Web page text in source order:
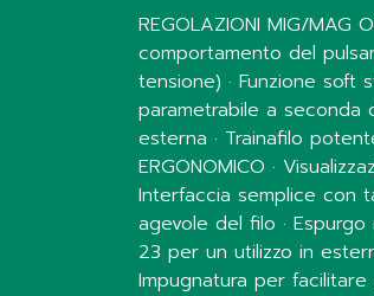
REGOLAZIONI MIG/
comportamento del
tensione) · Funzione soft
parametrabile a seconda
esterna · Trainafilo
ERGONOMICO ·
Interfaccia semplice con
agevole del filo · Espurgo
23 per un utilizzo in
Impugnatura per